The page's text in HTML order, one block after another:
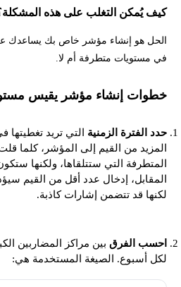
كيف يُمكن التغلب على هذه
الحل هو إنشاء مؤشر خاص بك يساعدك
في مستويات متطرفة أم لا.
خطوات إنشاء مؤشر يقيس
حدد الفترة الزمنية التي تريد
المزيد من القيم إلى المؤشر، كلما
المتطرفة التي ستتلقاها، ولكنها
المقابل، إدخال عدد أقل من القيم
لكنها قد تتضمن إشارات كاذبة.
احسب الفرق بين مراكز المضاربين
لكل أسبوع. الصيغة المستخدمة هي: